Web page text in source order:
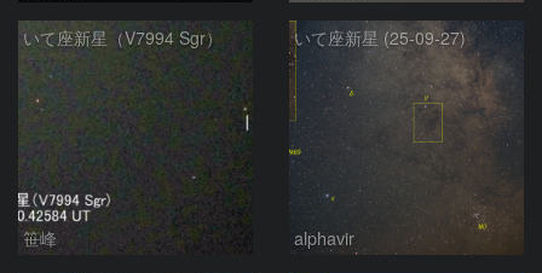
いて座新星（V7994 Sgr）
笹峰
いて座新星 (25-09-27)
alphavir